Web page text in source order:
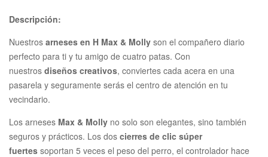
Descripción:
Nuestros arneses en H Max & Molly son el compañero diario
perfecto para ti y tu amigo de cuatro patas. Con
nuestros diseños creativos, conviertes cada acera en una
pasarela y seguramente serás el centro de atención en tu
vecindario.
Los arneses Max & Molly no solo son elegantes, sino también
seguros y prácticos. Los dos cierres de clic súper
fuertes soportan 5 veces el peso del perro, el controlador hace